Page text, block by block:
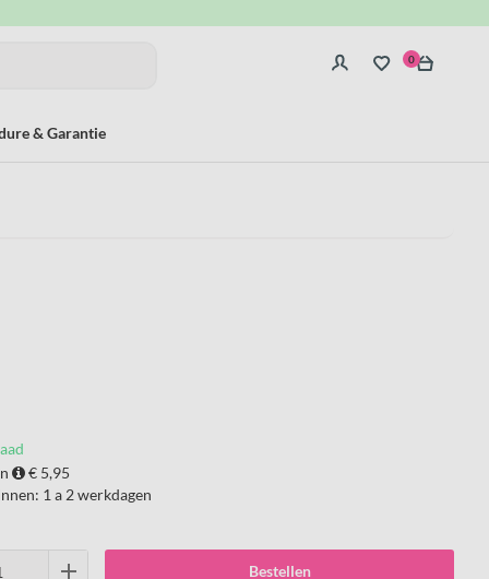
0
& Garantie
€ 5,95
1 a 2 werkdagen
Bestellen